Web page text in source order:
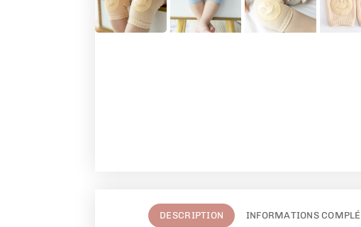
DESCRIPTION INFORMATIONS